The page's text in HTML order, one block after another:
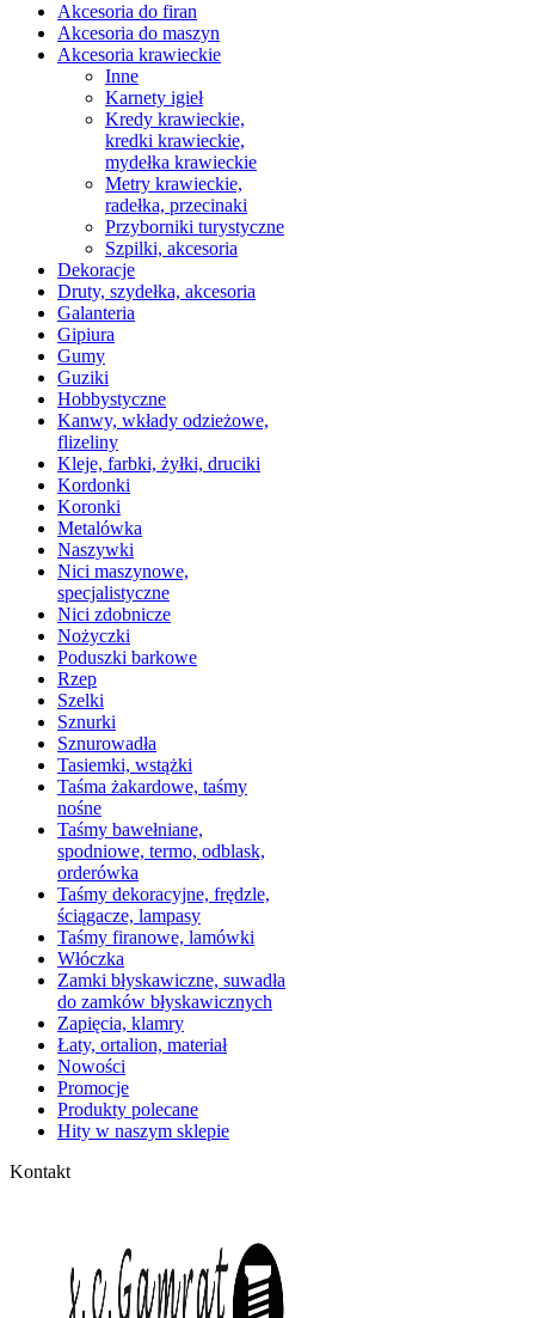
Akcesoria do firan
Akcesoria do maszyn
Akcesoria krawieckie
Inne
Karnety igieł
Kredy krawieckie,
kredki krawieckie,
mydełka krawieckie
Metry krawieckie,
radełka, przecinaki
Przyborniki turystyczne
Szpilki, akcesoria
Dekoracje
Druty, szydełka, akcesoria
Galanteria
Gipiura
Gumy
Guziki
Hobbystyczne
Kanwy, wkłady odzieżowe,
flizeliny
Kleje, farbki, żyłki, druciki
Kordonki
Koronki
Metalówka
Naszywki
Nici maszynowe,
specjalistyczne
Nici zdobnicze
Nożyczki
Poduszki barkowe
Rzep
Szelki
Sznurki
Sznurowadła
Tasiemki, wstążki
Taśma żakardowe, taśmy
nośne
Taśmy bawełniane,
spodniowe, termo, odblask,
orderówka
Taśmy dekoracyjne, frędzle,
ściągacze, lampasy
Taśmy firanowe, lamówki
Włóczka
Zamki błyskawiczne, suwadła
do zamków błyskawicznych
Zapięcia, klamry
Łaty, ortalion, materiał
Nowości
Promocje
Produkty polecane
Hity w naszym sklepie
Kontakt